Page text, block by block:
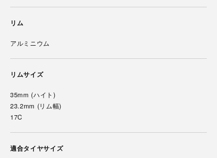
リム
アルミニウム
リムサイズ
35mm (ハイト)
23.2mm (リム幅)
17C
適合タイヤサイズ